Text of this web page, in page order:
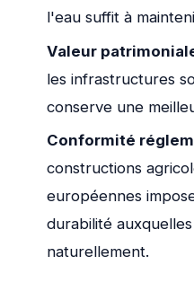
l'eau suffit à
Valeur
les infrastructures
conserve une
Conformité
constructions
européennes
durabilité
naturellement.